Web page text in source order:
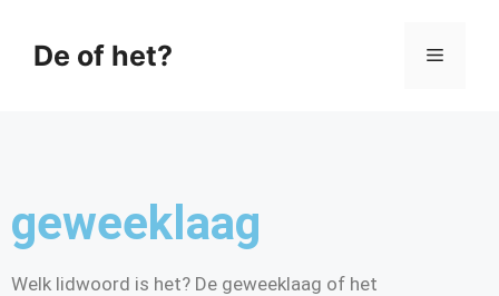
De of het?
geweeklaag
Welk lidwoord is het? De geweeklaag of het